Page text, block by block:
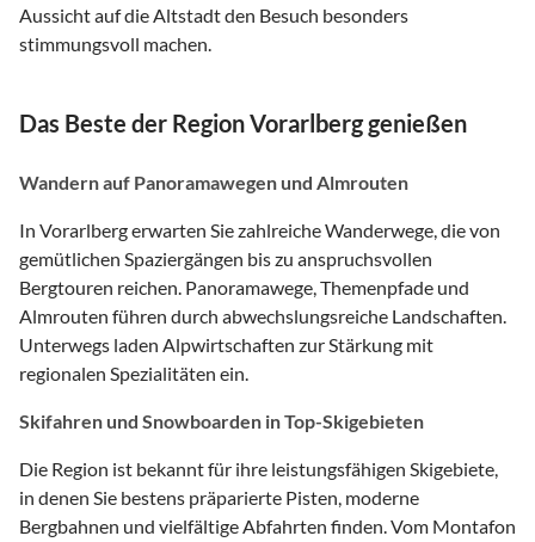
Aussicht auf die Altstadt den Besuch besonders
stimmungsvoll machen.
Das Beste der Region Vorarlberg genießen
Wandern auf Panoramawegen und Almrouten
In Vorarlberg erwarten Sie zahlreiche Wanderwege, die von
gemütlichen Spaziergängen bis zu anspruchsvollen
Bergtouren reichen. Panoramawege, Themenpfade und
Almrouten führen durch abwechslungsreiche Landschaften.
Unterwegs laden Alpwirtschaften zur Stärkung mit
regionalen Spezialitäten ein.
Skifahren und Snowboarden in Top-Skigebieten
Die Region ist bekannt für ihre leistungsfähigen Skigebiete,
in denen Sie bestens präparierte Pisten, moderne
Bergbahnen und vielfältige Abfahrten finden. Vom Montafon